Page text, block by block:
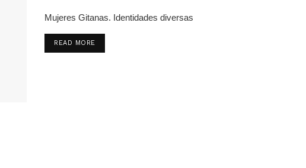
Mujeres Gitanas. Identidades diversas
READ MORE